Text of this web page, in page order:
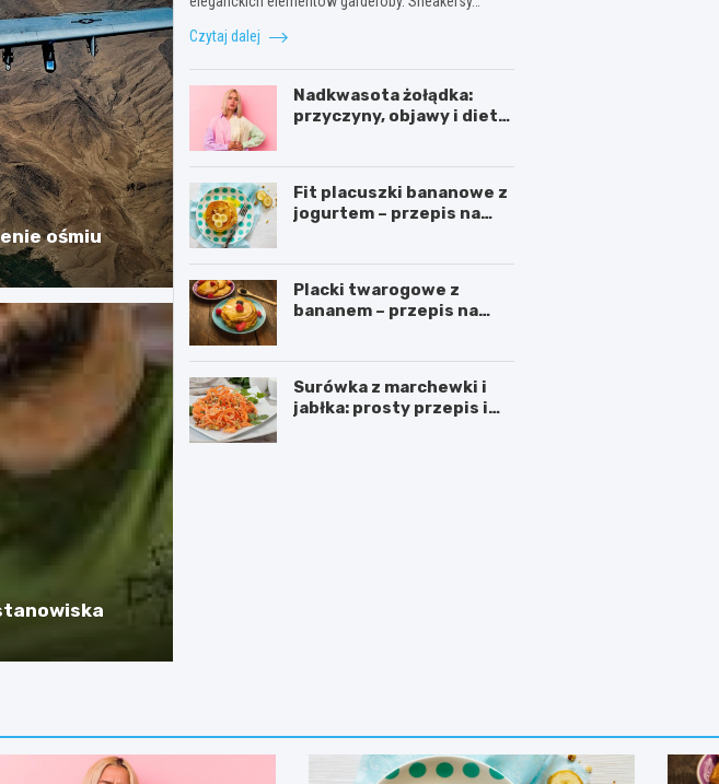
ośmiu
Czytaj dalej
Nadkwasota żołądka:
przyczyny, objawy i dieta
Fit placuszki bananowe z
jogurtem – przepis na
Placki twarogowe z
bananem – przepis na
Surówka z marchewki i
jabłka: prosty przepis i